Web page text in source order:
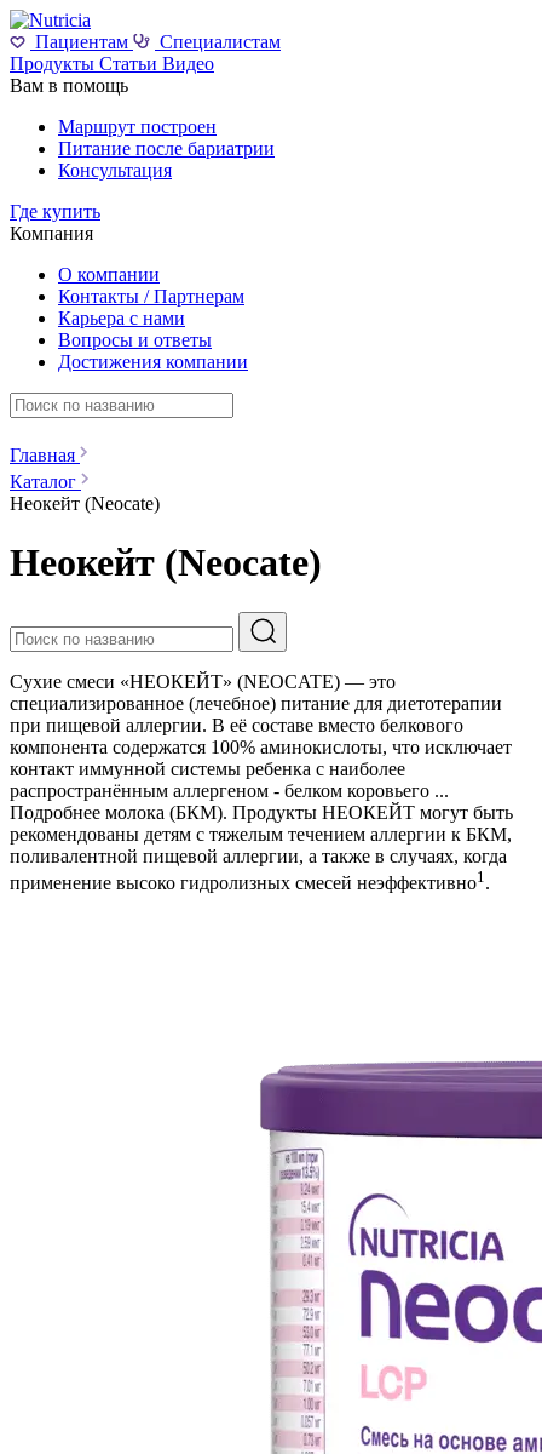
Пациентам
Специалистам
Продукты Статьи Видео
Вам в помощь
Маршрут построен
Питание после бариатрии
Консультация
Где купить
Компания
О компании
Контакты / Партнерам
Карьера с нами
Вопросы и ответы
Достижения компании
Главная
Каталог
Неокейт (Neocate)
Неокейт (Neocate)
Сухие смеси «НЕОКЕЙТ» (NEOCATE) — это
специализированное (лечебное) питание для диетотерапии
при пищевой аллергии. В её составе вместо белкового
компонента содержатся 100% аминокислоты, что исключает
контакт иммунной системы ребенка с наиболее
распространённым аллергеном - белком коровьего ...
Подробнее молока (БКМ). Продукты НЕОКЕЙТ могут быть
рекомендованы детям с тяжелым течением аллергии к БКМ,
поливалентной пищевой аллергии, а также в случаях, когда
применение высоко гидролизных смесей неэффективно1 .